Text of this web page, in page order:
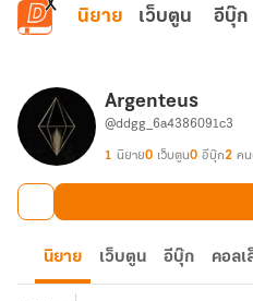
ข้ามไปยังเนื้อหาหลัก
นิยาย เว็บตูน อีบุ๊ก
Argenteus
@ddgg_6a4386091c3
1 นิยาย0 เว็บตูน0 อีบุ๊ก2 คน
นิยาย เว็บตูน อีบุ๊ก คอลเ